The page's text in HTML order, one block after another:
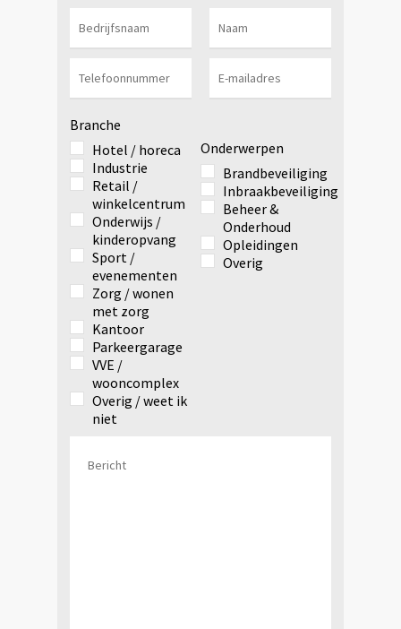
Branche
Hotel / horeca
Industrie
Retail /
winkelcentrum
Onderwijs /
kinderopvang
Sport /
evenementen
Zorg / wonen
met zorg
Kantoor
Parkeergarage
VVE /
wooncomplex
Overig / weet ik
niet
Onderwerpen
Brandbeveiliging
Inbraakbeveiliging
Beheer &
Onderhoud
Opleidingen
Overig